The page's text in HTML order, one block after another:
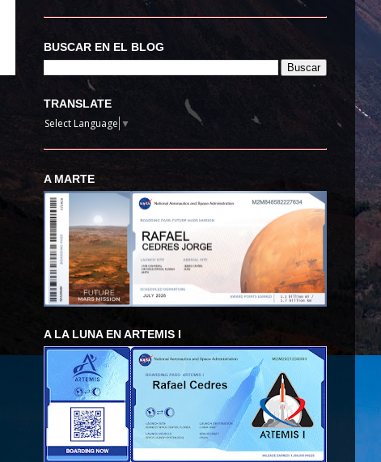
BUSCAR EN EL BLOG
TRANSLATE
Select Language ▼
A MARTE
A LA LUNA EN ARTEMIS I